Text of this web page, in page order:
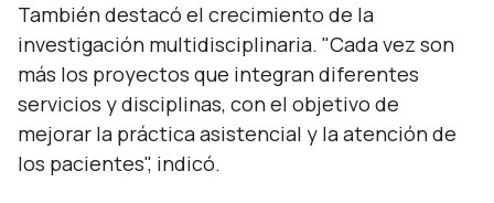
También destacó el crecimiento de la
investigación multidisciplinaria. "Cada vez son
más los proyectos que integran diferentes
servicios y disciplinas, con el objetivo de
mejorar la práctica asistencial y la atención de
los pacientes", indicó.